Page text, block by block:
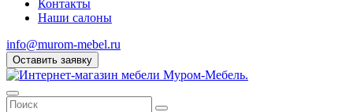
Контакты
Наши салоны
info@murom-mebel.ru
Оставить заявку